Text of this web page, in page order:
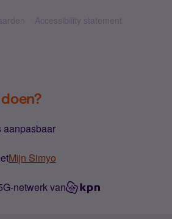
Accessibility statement
aanpasbaar
Mijn Simyo
netwerk van